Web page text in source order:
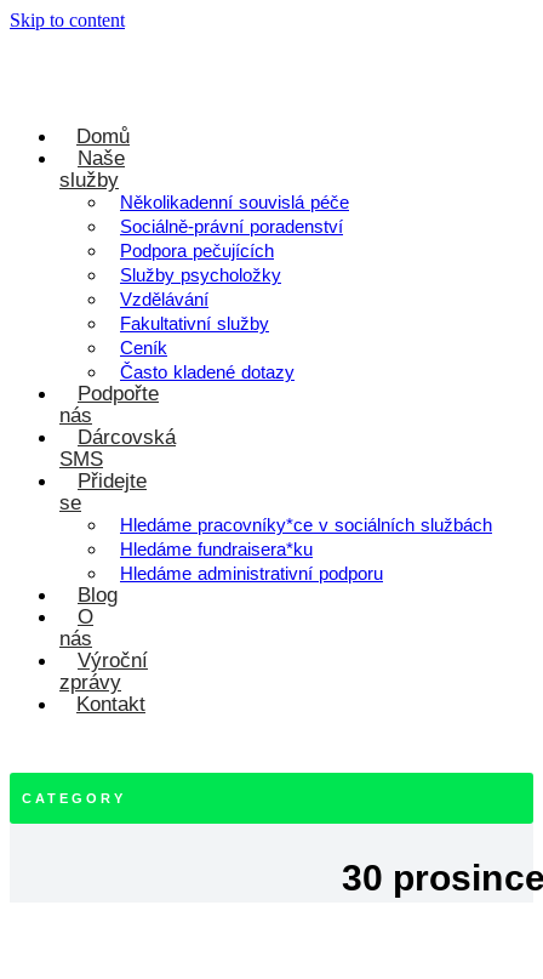
Skip to content
Domů
Naše
služby
Několikadenní souvislá péče
Sociálně-právní poradenství
Podpora pečujících
Služby psycholožky
Vzdělávání
Fakultativní služby
Ceník
Často kladené dotazy
Podpořte
nás
Dárcovská
SMS
Přidejte
se
Hledáme pracovníky*ce v sociálních službách
Hledáme fundraisera*ku
Hledáme administrativní podporu
Blog
O
nás
Výroční
zprávy
Kontakt
CATEGORY
30